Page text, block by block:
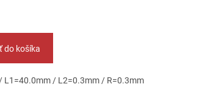
do košíka
L1=40.0mm / L2=0.3mm / R=0.3mm